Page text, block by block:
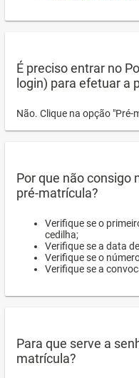
É preciso entrar no
login) para efetuar a
Não. Clique na opção
Por que não consigo
pré-matrícula?
Verifique se o
cedilha;
Verifique se a data
Verifique se o
Verifique se a
Para que serve a
matrícula?